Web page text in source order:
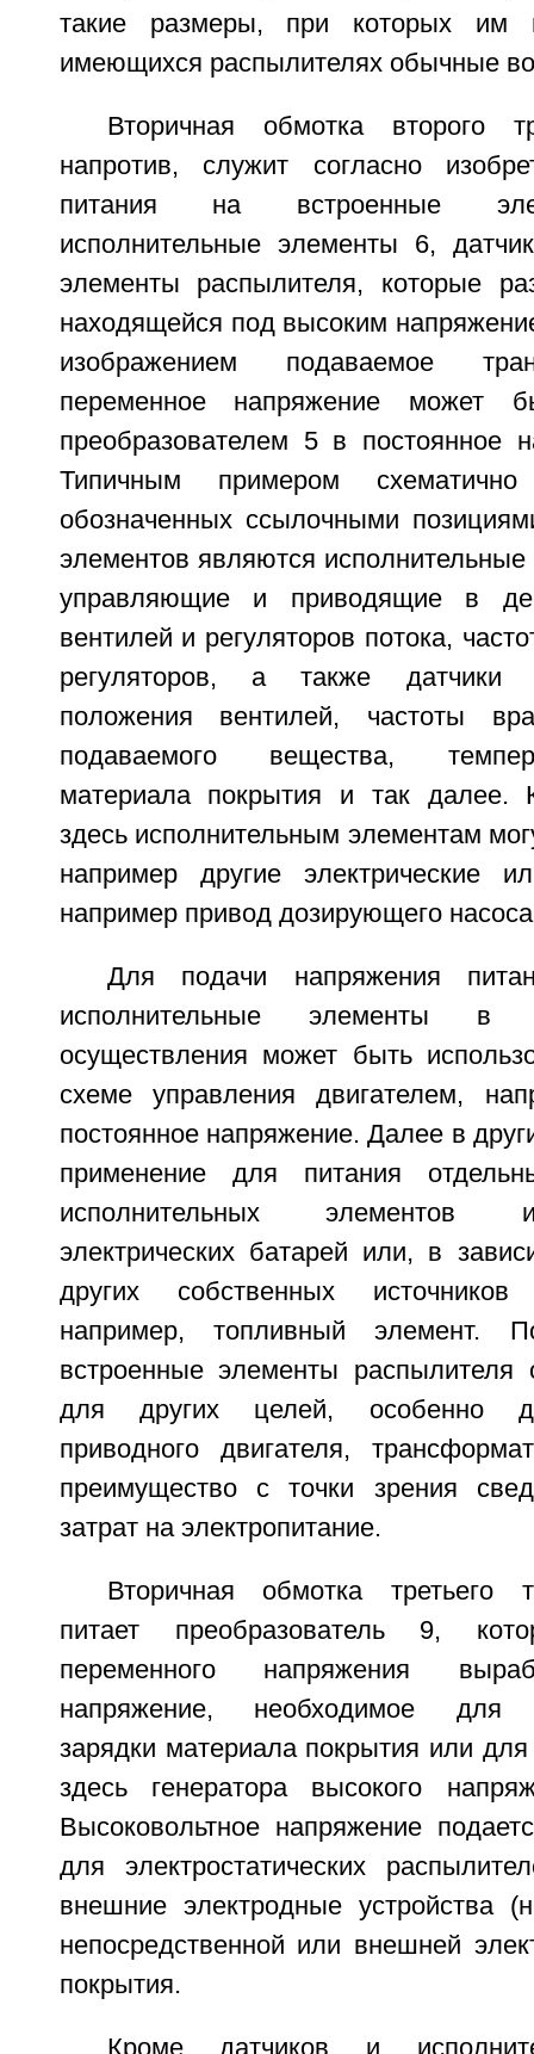
такие размеры, при которых им
имеющихся распылителях обычные
Вторичная обмотка второго
напротив, служит согласно
питания на встроенные
исполнительные элементы 6,
элементы распылителя, которые
находящейся под высоким
изображением подаваемое
переменное напряжение может
преобразователем 5 в постоянное
Типичным примером
обозначенных ссылочными
элементов являются
управляющие и приводящие в
вентилей и регуляторов потока,
регуляторов, а также датчики
положения вентилей, частоты
подаваемого вещества,
материала покрытия и так далее.
здесь исполнительным элементам
например другие электрические
например привод дозирующего
Для подачи напряжения
исполнительные элементы в
осуществления может быть
схеме управления двигателем,
постоянное напряжение. Далее в
применение для питания
исполнительных элементов
электрических батарей или, в
других собственных
например, топливный элемент.
встроенные элементы
для других целей, особенно
приводного двигателя,
преимущество с точки зрения
затрат на электропитание.
Вторичная обмотка третьего
питает преобразователь 9,
переменного напряжения
напряжение, необходимое для
зарядки материала покрытия или
здесь генератора высокого
Высоковольтное напряжение
для электростатических
внешние электродные устройства
непосредственной или внешней
покрытия.
Кроме датчиков и